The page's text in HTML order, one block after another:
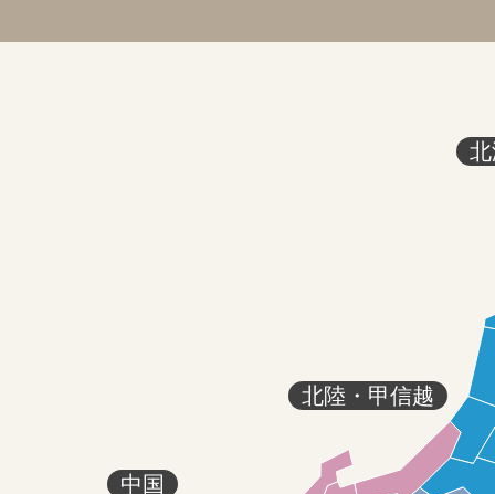
北陸・甲信越
中国